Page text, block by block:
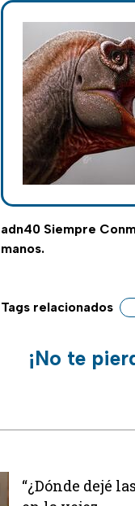
adn40 Siempre
manos.
Tags relacionados
¡No te
“¿Dónde dejé